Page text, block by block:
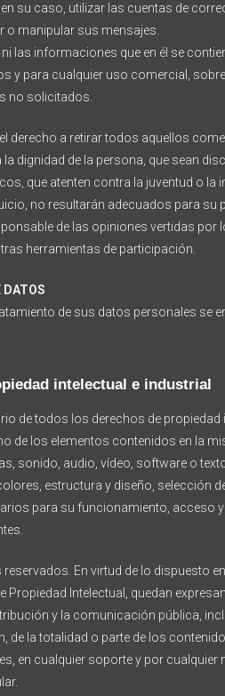
en su caso, utilizar las cuentas de
o manipular sus mensajes.
ni las informaciones que en él se
y para cualquier uso comercial,
no solicitados.
derecho a retirar todos aquellos
la dignidad de la persona, que sean
que atenten contra la juventud o la
no resultarán adecuados para su
de las opiniones vertidas por
herramientas de participación.
DATOS
de sus datos personales se
intelectual e industrial
de todos los derechos de propiedad
de los elementos contenidos en la
sonido, audio, vídeo, software o
estructura y diseño, selección
para su funcionamiento, acceso
En virtud de lo dispuesto
Propiedad Intelectual, quedan
y la comunicación pública,
de la totalidad o parte de los
en cualquier soporte y por cualquier